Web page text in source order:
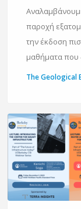
παροχή
την έκδοση
μαθήματα που
The Geological